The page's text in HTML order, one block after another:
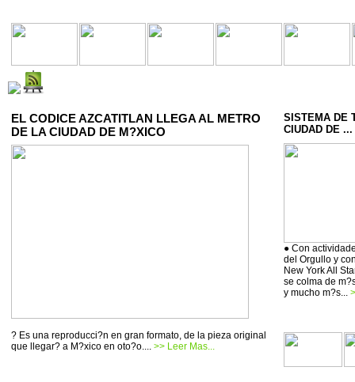
EL CODICE AZCATITLAN LLEGA AL METRO
DE LA CIUDAD DE M?XICO
? Es una reproducci?n en gran formato, de la pieza original
que llegar? a M?xico en oto?o.... >> Leer Mas...
SISTEMA DE
CIUDAD DE ...
● Con
del Orgullo y
New York All
se colma de
y mucho m?s...